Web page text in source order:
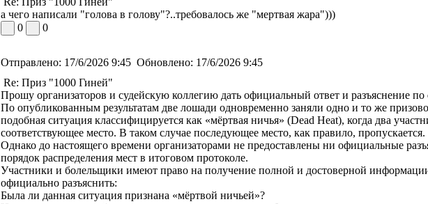
а чего написали "голова в голову"?..требовалось же "мертвая жара")))
0
0
Отправлено: 17/6/2026 9:45 Обновлено: 17/6/2026 9:45
Re: Приз "1000 Гиней"
Прошу организаторов и судейскую коллегию дать официальный ответ и разъяснение
По опубликованным результатам две лошади одновременно заняли одно и то же
подобная ситуация классифицируется как «мёртвая ничья» (Dead Heat), когда два
соответствующее место. В таком случае последующее место, как правило, пропускается.
Однако до настоящего времени организаторами не предоставлены ни официальные
порядок распределения мест в итоговом протоколе.
Участники и болельщики имеют право на получение полной и достоверной информации
официально разъяснить:
Была ли данная ситуация признана «мёртвой ничьей»?